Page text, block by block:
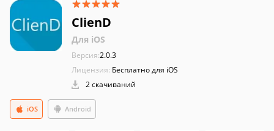
ClienD
Для iOS
Версия:2.0.3
Лицензия: Бесплатно для iOS
2 скачиваний
Android
iOS